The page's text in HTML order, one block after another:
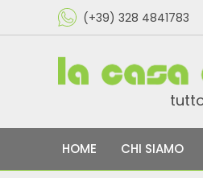
(+39) 328 4841783
HOME CHI SIAMO